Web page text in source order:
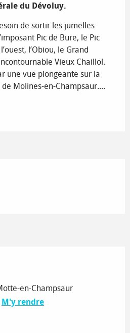
du Dévoluy.
de sortir les jumelles
Pic de Bure, le Pic
l’Obiou, le Grand
Vieux Chaillol.
une vue plongeante sur la
Molines-en-Champsaur....
en-Champsaur
M'y rendre